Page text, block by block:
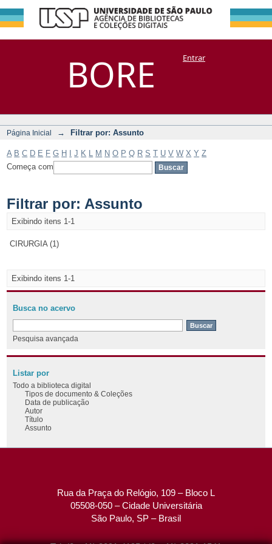
BORE
Filtrar por:
Assunto
DSpace/Manakin + CoriscoEntrar
Página Inicial → Filtrar por: Assunto
A B C D E F G H J K M N O P Q R S T U V W X Y Z
Começa com
Filtrar por: Assunto
Exibindo itens 1-1
CIRURGIA (1)
Exibindo itens 1-1
Busca no acervo
Pesquisa avançada
Listar por
Todo a biblioteca digital
Tipos de documento & Coleções
Data de publicação
Autor
Título
Assunto
Rua da Praça do Relógio, 109 – Bloco L
05508-050 – Cidade Universitária
São Paulo, SP – Brasil